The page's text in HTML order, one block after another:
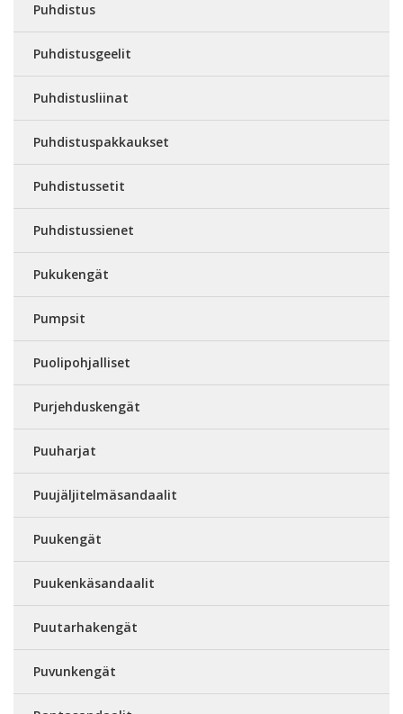
Puhdistus
Puhdistusgeelit
Puhdistusliinat
Puhdistuspakkaukset
Puhdistussetit
Puhdistussienet
Pukukengät
Pumpsit
Puolipohjalliset
Purjehduskengät
Puuharjat
Puujäljitelmäsandaalit
Puukengät
Puukenkäsandaalit
Puutarhakengät
Puvunkengät